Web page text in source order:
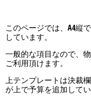
このページでは、A4縦
しています。
一般的な項目なので、
ご利用頂けます。
上テンプレートは決裁
が上で予算を追加してい